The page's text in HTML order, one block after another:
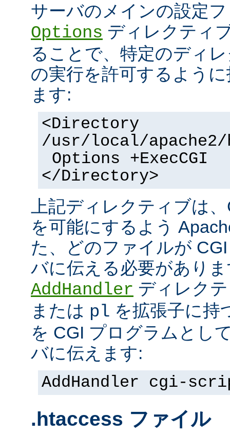
サーバのメインの設定
Options ディレクティ
ることで、特定のディ
の実行を許可するよう
ます:
<Directory
/usr/local/apache2/
Options +ExecCGI
</Directory>
上記ディレクティブは
を可能にするよう
た、どのファイルが
バに伝える必要があり
AddHandler ディレク
または pl を拡張子に持
を CGI プログラムとし
バに伝えます:
AddHandler cgi-
.htaccess ファイル